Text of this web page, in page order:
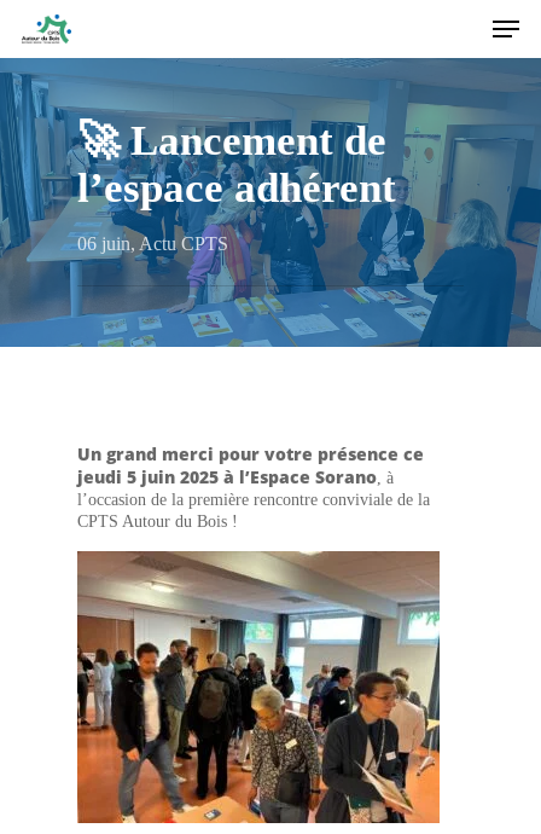
main
content
Menu
🚀 Lancement de
l’espace adhérent
06 juin, Actu CPTS
Un grand merci pour votre présence ce
jeudi 5 juin 2025 à l’Espace Sorano, à
l’occasion de la première rencontre conviviale de la
CPTS Autour du Bois !